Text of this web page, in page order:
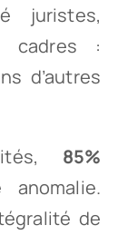
juristes,
cadres :
d’autres
85%
de